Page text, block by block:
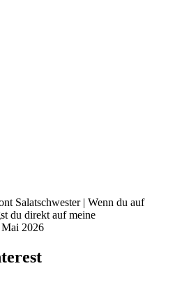
Salatschwester | Wenn du auf
du direkt auf meine
Mai 2026